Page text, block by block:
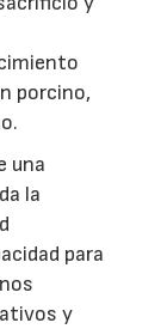
porcino,
una
la
para
y